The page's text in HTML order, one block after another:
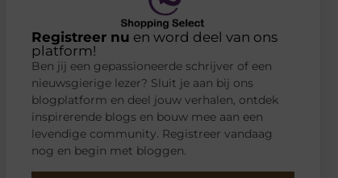
Registreer nu en word deel van ons
platform!
Ben jij een gepassioneerde schrijver of een
nieuwsgierige lezer? Sluit je aan bij ons
blogplatform en deel jouw verhalen, ontdek
inspirerende blogs en bouw mee aan een
levendige community. Registreer vandaag
nog en begin met bloggen.